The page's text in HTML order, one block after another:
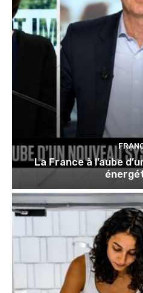
La France à l’aube